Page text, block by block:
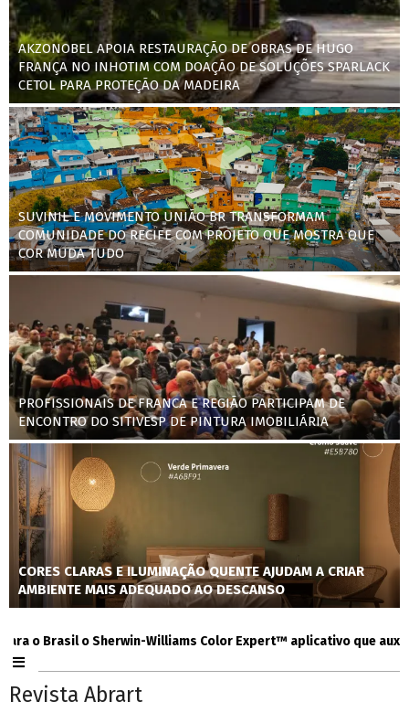
AKZONOBEL APOIA RESTAURAÇÃO DE OBRAS DE HUGO
FRANÇA NO INHOTIM COM DOAÇÃO DE SOLUÇÕES SPARLACK
CETOL PARA PROTEÇÃO DA MADEIRA
SUVINIL E MOVIMENTO UNIÃO BR TRANSFORMAM
COMUNIDADE DO RECIFE COM PROJETO QUE MOSTRA QUE
COR MUDA TUDO
PROFISSIONAIS DE FRANCA E REGIÃO PARTICIPAM DE
ENCONTRO DO SITIVESP DE PINTURA IMOBILIÁRIA
CORES CLARAS E ILUMINAÇÃO QUENTE AJUDAM A CRIAR
AMBIENTE MAIS ADEQUADO AO DESCANSO
o Sherwin-Williams Color Expert™ aplicativo que auxilia
Revista Abrart